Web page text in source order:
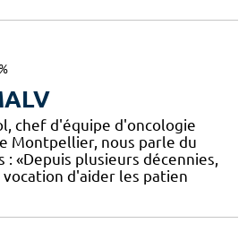
chef d'équipe d'oncologie
Montpellier, nous parle du
«Depuis plusieurs décennies,
d'aider les patien